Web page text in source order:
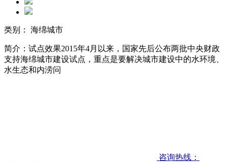
类别： 海绵城市
简介：试点效果2015年4月以来，国家先后公布两批中央财政
支持海绵城市建设试点，重点是要解决城市建设中的水环境、
水生态和内涝问
咨询热线：